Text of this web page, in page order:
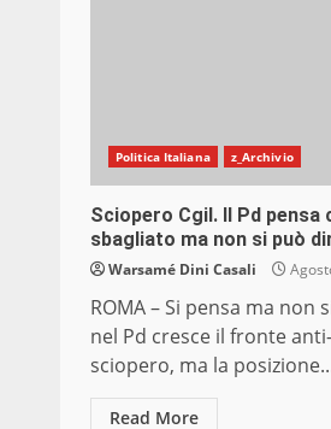
Politica Italiana z_Archivio
Sciopero Cgil. Il Pd pensa
sbagliato ma non si può
Warsamé Dini Casali
ROMA – Si pensa ma non
nel Pd cresce il fronte anti-
sciopero, ma la
Read More